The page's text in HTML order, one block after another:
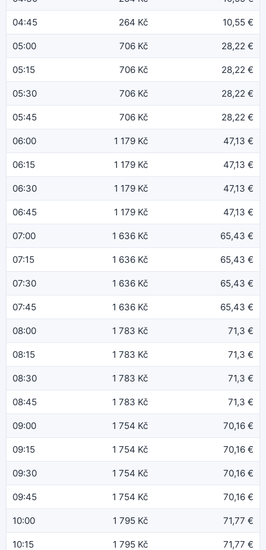
04:45 264 Kč 10,55 €
05:00 706 Kč 28,22 €
05:15 706 Kč 28,22 €
05:30 706 Kč 28,22 €
05:45 706 Kč 28,22 €
06:00 1 179 Kč 47,13 €
06:15 1 179 Kč 47,13 €
06:30 1 179 Kč 47,13 €
06:45 1 179 Kč 47,13 €
07:00 1 636 Kč 65,43 €
07:15 1 636 Kč 65,43 €
07:30 1 636 Kč 65,43 €
07:45 1 636 Kč 65,43 €
08:00 1 783 Kč 71,3 €
08:15 1 783 Kč 71,3 €
08:30 1 783 Kč 71,3 €
08:45 1 783 Kč 71,3 €
09:00 1 754 Kč 70,16 €
09:15 1 754 Kč 70,16 €
09:30 1 754 Kč 70,16 €
09:45 1 754 Kč 70,16 €
10:00 1 795 Kč 71,77 €
10:15 1 795 Kč 71,77 €